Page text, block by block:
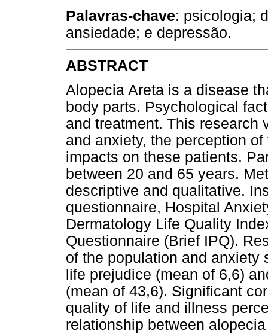
Palavras-chave: psicologia;
ansiedade; e depressão.
ABSTRACT
Alopecia Areta is a disease
body parts. Psychological
and treatment. This research
and anxiety, the perception
impacts on these patients.
between 20 and 65 years.
descriptive and qualitative.
questionnaire, Hospital
Dermatology Life Quality
Questionnaire (Brief IPQ).
of the population and anxiety
life prejudice (mean of 6,6)
(mean of 43,6). Significant
quality of life and illness
relationship between